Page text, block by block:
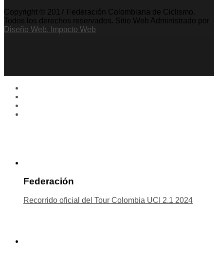
Copyright © 2017 Federación Colombiana de Ciclismo.
Todos los derechos reservados. Sitio Web Administrado por
Diseño Web. Impacto Web
Federación
Recorrido oficial del Tour Colombia UCI 2.1 2024